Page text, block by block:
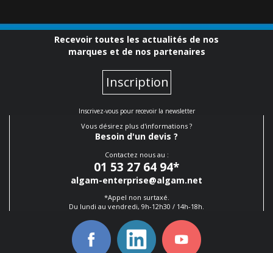
Recevoir toutes les actualités de nos
marques et de nos partenaires
Inscription
Inscrivez-vous pour recevoir la newsletter
Vous désirez plus d'informations ?
Besoin d'un devis ?
Contactez nous au :
01 53 27 64 94*
algam-enterprise@algam.net
*Appel non surtaxé.
Du lundi au vendredi, 9h-12h30 / 14h-18h.